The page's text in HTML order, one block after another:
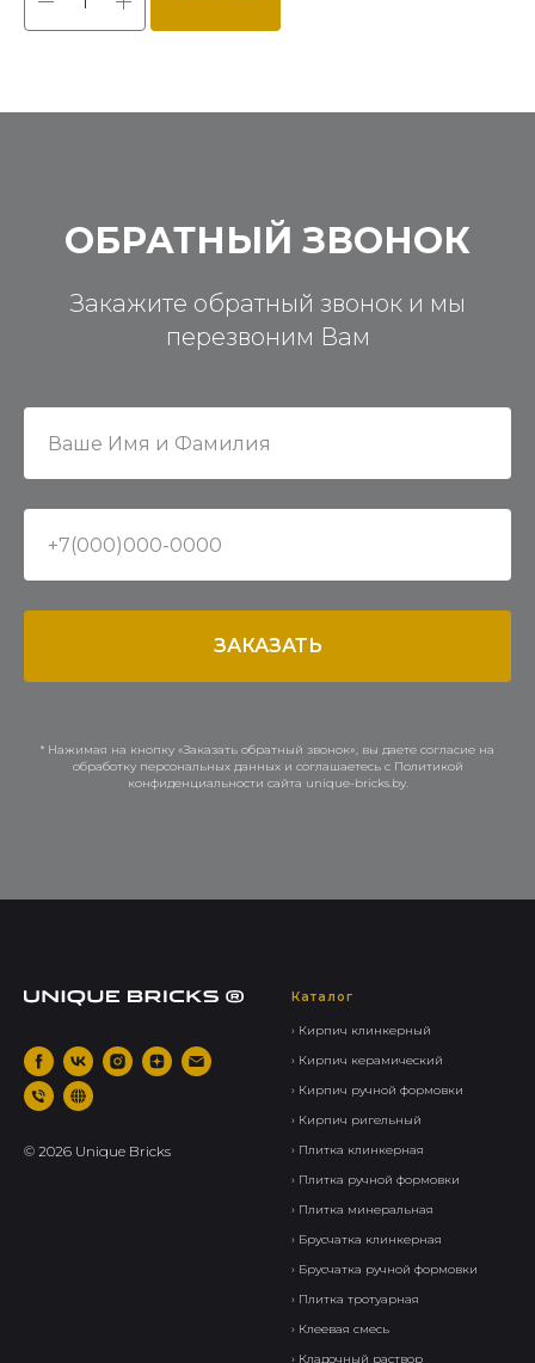
ОБРАТНЫЙ ЗВОНОК
Закажите обратный звонок и мы
перезвоним Вам
ЗАКАЗАТЬ
* Нажимая на кнопку «Заказать обратный звонок», вы даете согласие на
обработку персональных данных и соглашаетесь c Политикой
конфиденциальности сайта unique-bricks.by.
© 2026 Unique Bricks
Каталог
› Кирпич клинкерный
› Кирпич керамический
› Кирпич ручной формовки
› Кирпич ригельный
› Плитка клинкерная
› Плитка ручной формовки
› Плитка минеральная
› Брусчатка клинкерная
› Брусчатка ручной формовки
› Плитка тротуарная
› Клеевая смесь
› Кладочный раствор